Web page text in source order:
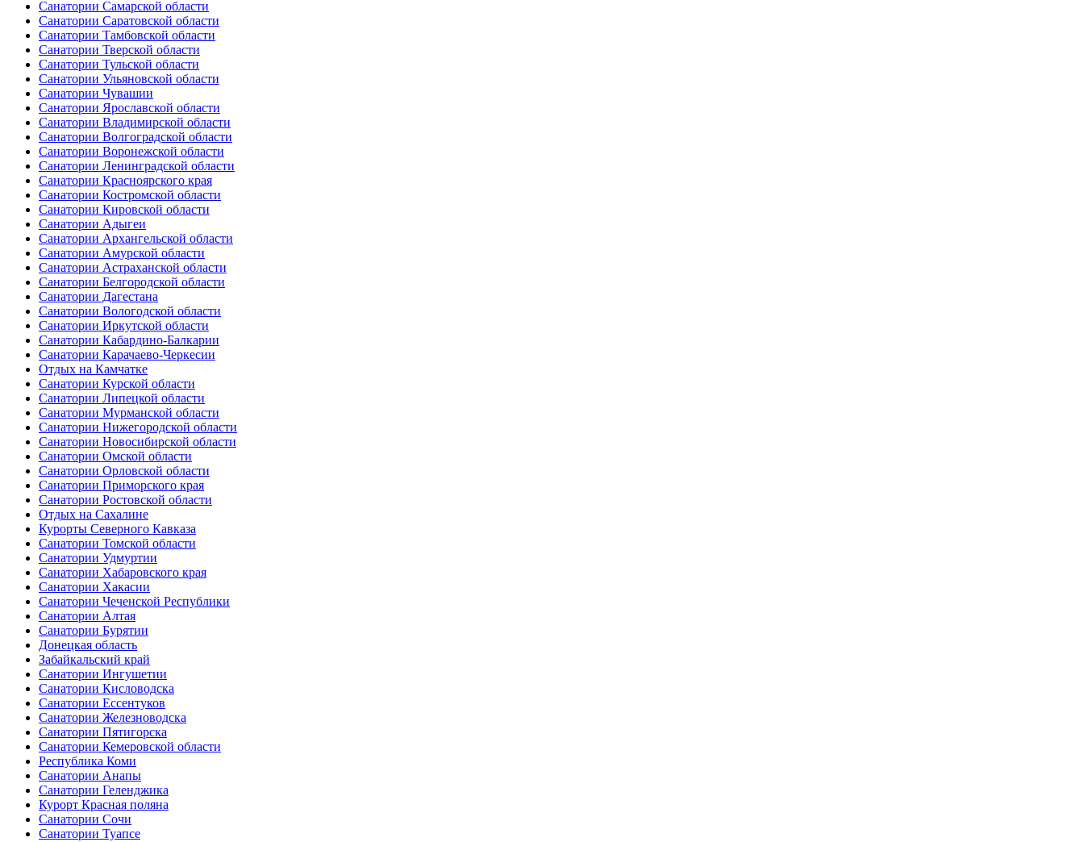
Санатории Самарской области
Санатории Саратовской области
Санатории Тамбовской области
Санатории Тверской области
Санатории Тульской области
Санатории Ульяновской области
Санатории Чувашии
Санатории Ярославской области
Санатории Владимирской области
Санатории Волгоградской области
Санатории Воронежской области
Санатории Ленинградской области
Санатории Красноярского края
Санатории Костромской области
Санатории Кировской области
Санатории Адыгеи
Санатории Архангельской области
Санатории Амурской области
Санатории Астраханской области
Санатории Белгородской области
Санатории Дагестана
Санатории Вологодской области
Санатории Иркутской области
Санатории Кабардино-Балкарии
Санатории Карачаево-Черкесии
Отдых на Камчатке
Санатории Курской области
Санатории Липецкой области
Санатории Мурманской области
Санатории Нижегородской области
Санатории Новосибирской области
Санатории Омской области
Санатории Орловской области
Санатории Приморского края
Санатории Ростовской области
Отдых на Сахалине
Курорты Северного Кавказа
Санатории Томской области
Санатории Удмуртии
Санатории Хабаровского края
Санатории Хакасии
Санатории Чеченской Республики
Санатории Алтая
Санатории Бурятии
Донецкая область
Забайкальский край
Санатории Ингушетии
Санатории Кисловодска
Санатории Ессентуков
Санатории Железноводска
Санатории Пятигорска
Санатории Кемеровской области
Республика Коми
Санатории Анапы
Санатории Геленджика
Курорт Красная поляна
Санатории Сочи
Санатории Туапсе